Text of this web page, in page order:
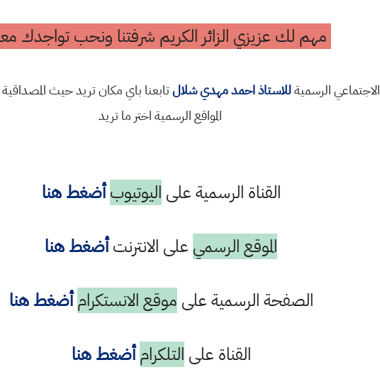
مهم لك عزيزي الزائر الكريم شرفتنا ونحب تواجدك
الرسميةللاستاذ احمد مهدي شلالتابعنا باي مكان تريد حيث
المواقع الرسمية اختر ما تريد
القناة الرسمية على اليوتيوب أضغط هنا
الموقع الرسمي على الانترنتأضغط هنا
الصفحة الرسمية على موقع الانستكرام أضغط هنا
القناة على التلكرام أضغط هنا